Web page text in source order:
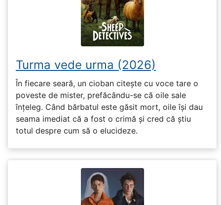
Turma vede urma (2026)
În fiecare seară, un cioban citește cu voce tare o
poveste de mister, prefăcându-se că oile sale
înțeleg. Când bărbatul este găsit mort, oile își dau
seama imediat că a fost o crimă și cred că știu
totul despre cum să o elucideze.